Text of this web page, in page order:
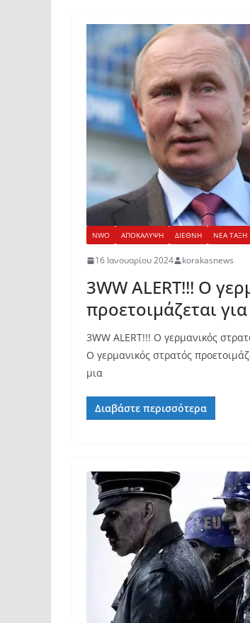
NWO ΑΠΟΚΑΛΥΨΗ ΔΙΕΘΝΗ ΝΕΑ ΤΑΞΗ
16 Ιανουαρίου 2024 korakasnews
3WW ALERT!!! Ο
προετοιμάζεται
3WW ALERT!!! Ο γερμανικός
Ο γερμανικός στρατός
μια
Διαβάστε περισσότερα